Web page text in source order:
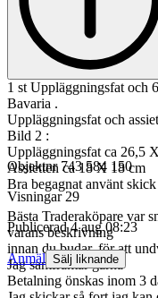
1 st Uppläggningsfat och
Bavaria .
Uppläggningsfat och
Bild 2 :
Uppläggningsfat ca 26,5
Assietten ca 18 X 18 cm
Bra begagnat använt
Bästa Traderaköpare var
varans beskrivning
innan du budar, för att
Jag samfraktar gärna
Betalning önskas inom 3
Objektnr 743 584 150
Visningar 29
Publicerad 4 aug 08:23
Anmäl Sälj liknande